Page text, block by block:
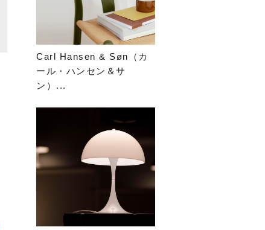
Carl Hansen & Søn（カ
ール・ハンセン＆サ
ン）...